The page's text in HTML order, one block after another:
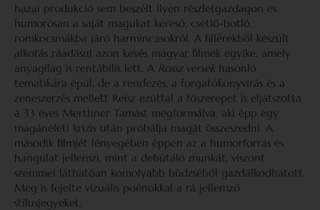
hazai produkció sem beszélt ilyen részletgazdagon és
humorosan a saját magukat kereső, csetlő-botló,
romkocsmákba járó harmincasokról. A fillérekből készült
alkotás ráadásul azon kevés magyar filmek egyike, amely
anyagilag is rentábilis lett. A Rossz versek hasonló
tematikára épül, de a rendezés, a forgatókönyvírás és a
zeneszerzés mellett Reisz ezúttal a főszerepet is eljátszotta
a 33 éves Merthner Tamást megformálva, aki épp egy
magánéleti krízis után próbálja magát összeszedni. A
második filmjét lényegében éppen az a humorforrás és
hangulat jellemzi, mint a debütáló munkát, viszont
szemmel láthatóan komolyabb büdzséből gazdálkodhatott.
Meg is fejelte vizuális poénokkal a rá jellemző
stílusjegyeket.